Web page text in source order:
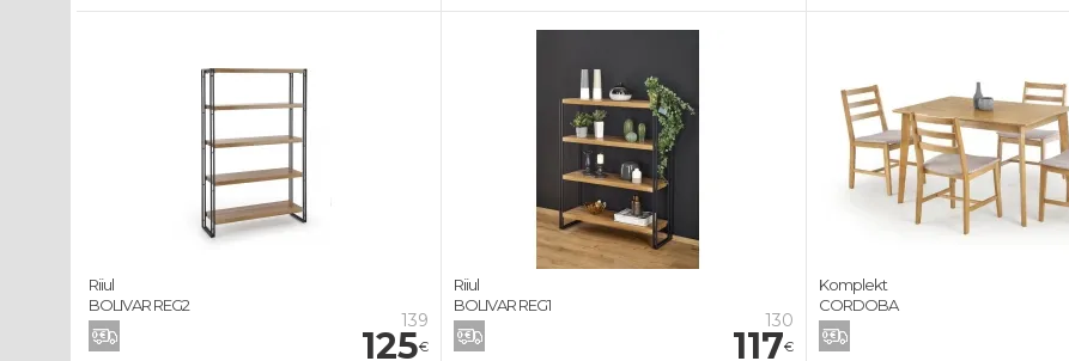
139
125€
Riiul
BOLIVAR REG2
130
117€
Riiul
BOLIVAR REG1
Komplekt
CORDOBA